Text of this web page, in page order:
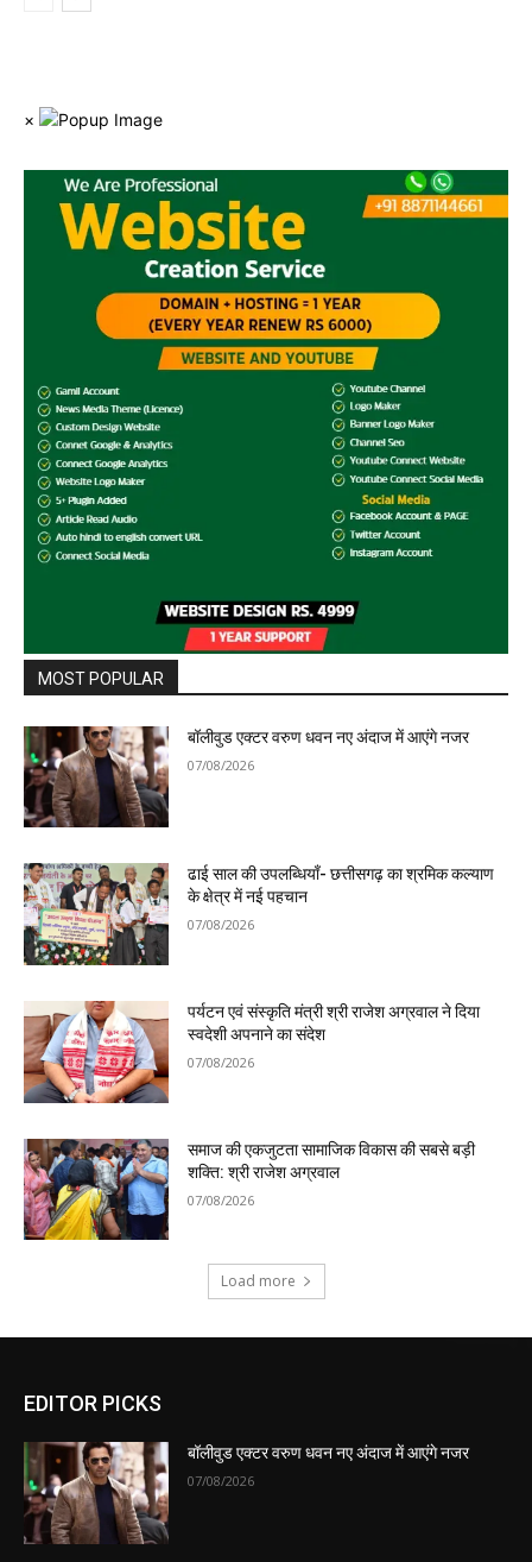
×
MOST POPULAR
बॉलीवुड एक्टर वरुण धवन नए अंदाज में आएंगे नजर
07/08/2026
ढाई साल की उपलब्धियाँ- छत्तीसगढ़ का श्रमिक कल्याण
के क्षेत्र में नई पहचान
07/08/2026
पर्यटन एवं संस्कृति मंत्री श्री राजेश अग्रवाल ने दिया
स्वदेशी अपनाने का संदेश
07/08/2026
समाज की एकजुटता सामाजिक विकास की सबसे बड़ी
शक्ति: श्री राजेश अग्रवाल
07/08/2026
Load more
EDITOR PICKS
बॉलीवुड एक्टर वरुण धवन नए अंदाज में आएंगे नजर
07/08/2026